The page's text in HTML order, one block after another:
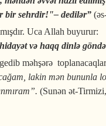
bir sehrdir!"– dedilər”
Uca Allah buyurur:
və haqq dinlə
məhşərə
lakin mən bununla
(Sunən ət-